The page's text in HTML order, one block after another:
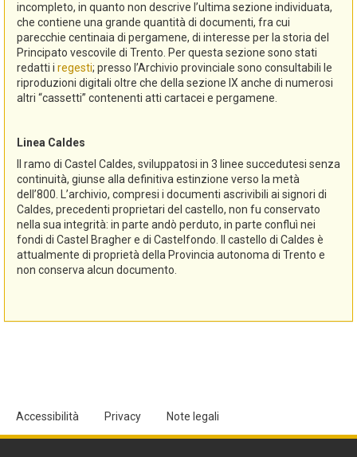
incompleto, in quanto non descrive l’ultima sezione individuata,
che contiene una grande quantità di documenti, fra cui
parecchie centinaia di pergamene, di interesse per la storia del
Principato vescovile di Trento. Per questa sezione sono stati
redatti i regesti; presso l’Archivio provinciale sono consultabili le
riproduzioni digitali oltre che della sezione IX anche di numerosi
altri “cassetti” contenenti atti cartacei e pergamene.
Linea Caldes
Il ramo di Castel Caldes, sviluppatosi in 3 linee succedutesi senza
continuità, giunse alla definitiva estinzione verso la metà
dell’800. L’archivio, compresi i documenti ascrivibili ai signori di
Caldes, precedenti proprietari del castello, non fu conservato
nella sua integrità: in parte andò perduto, in parte confluì nei
fondi di Castel Bragher e di Castelfondo. Il castello di Caldes è
attualmente di proprietà della Provincia autonoma di Trento e
non conserva alcun documento.
Accessibilità Privacy Note legali